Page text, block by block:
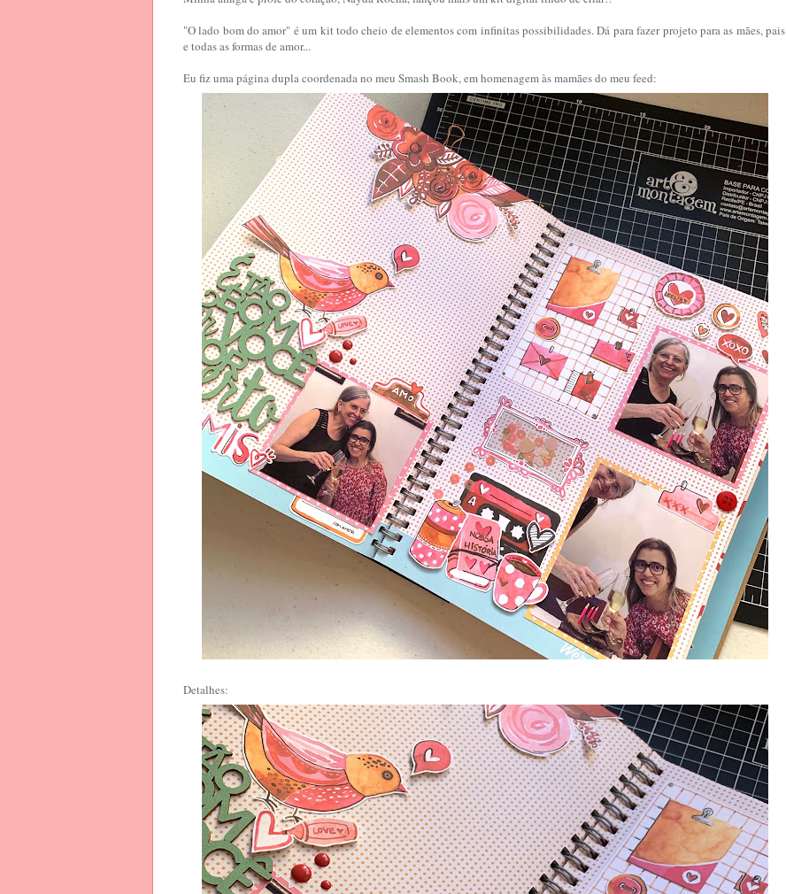
"O lado bom do amor" é um kit todo cheio de elementos com infinitas possibilidades. Dá para fazer projeto para as mães, pais
e todas as formas de amor...
Eu fiz uma página dupla coordenada no meu Smash Book, em homenagem às mamães do meu feed:
Detalhes: